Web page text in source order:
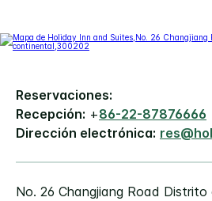
Reservaciones:
Recepción: +86-22-87876666
Dirección electrónica:
No. 26 Changjiang Road Distrito